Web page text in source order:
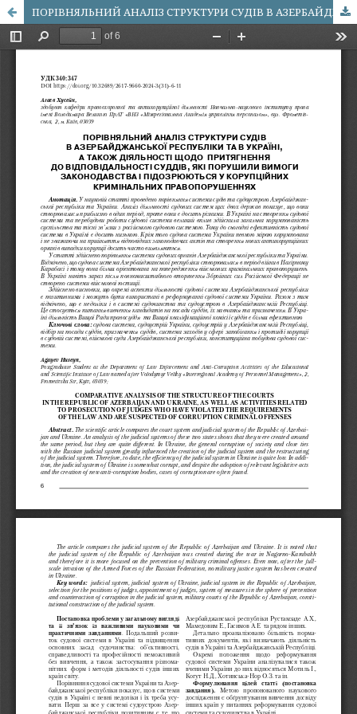
ПОРІВНЯЛЬНИЙ АНАЛІЗ СТРУКТУРИ СУДІВ В АЗЕРБАЙДЖАНСЬКОЇ РЕСПУБЛІКИ ТА В УКРАЇНІ, А ТАКОЖ ДІЯЛЬНОСТІ ЩОДО ПРИТЯГНЕННЯ ДО ВІДПОВІДАЛЬНОСТІ СУДДІВ, ЯКІ ПОРУШИЛИ ВИМОГИ ЗАКОНОДАВСТВА І ПІДОЗРЮЮТЬСЯ У КОРУПЦІЙНИХ КРИМІНАЛЬНИХ ПРАВОПОРУШЕННЯХ